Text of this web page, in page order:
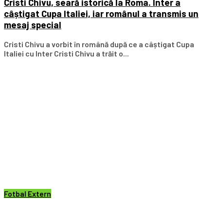
câștigat Cupa Italiei, iar românul a transmis un
mesaj special
Cristi Chivu a vorbit în română după ce a câștigat Cupa
Italiei cu Inter Cristi Chivu a trăit o...
Fotbal Extern